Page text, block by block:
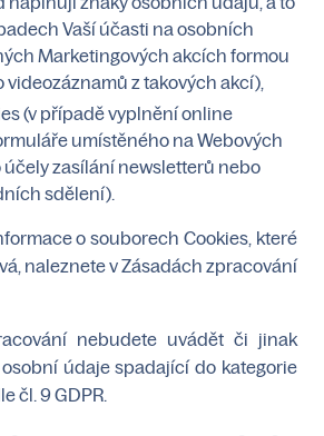
Vaší účasti na osobních
Marketingových akcích formou
videozáznamů z takových akcí),
(v případě vyplnění online
umístěného na Webových
zasílání newsletterů nebo
sdělení).
o souborech Cookies, které
naleznete v Zásadách zpracování
nebudete uvádět či jinak
údaje spadající do kategorie
čl. 9 GDPR.